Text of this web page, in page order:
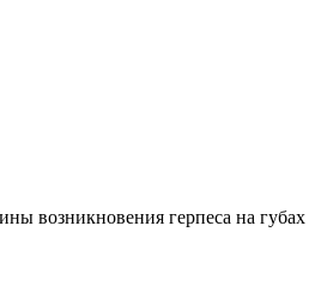
возникновения герпеса на губах